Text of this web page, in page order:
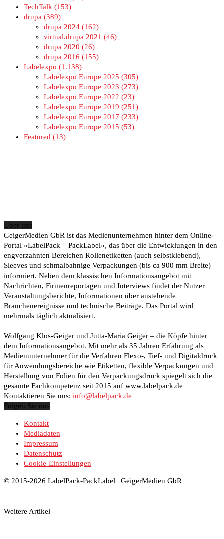
TechTalk
153
drupa
389
drupa 2024
162
virtual.drupa 2021
46
drupa 2020
26
drupa 2016
155
Labelexpo
1.138
Labelexpo Europe 2025
305
Labelexpo Europe 2023
273
Labelexpo Europe 2022
23
Labelexpo Europe 2019
251
Labelexpo Europe 2017
233
Labelexpo Europe 2015
53
Featured
13
Über uns
GeigerMedien GbR ist das Medienunternehmen hinter dem Online-
Portal »LabelPack – PackLabel«, das über die Entwicklungen in den
engverzahnten Bereichen Rollenetiketten (auch selbstklebend),
Sleeves und schmalbahnige Verpackungen (bis ca 900 mm Breite)
informiert. Neben dem klassischen Informationsangebot mit
Nachrichten, Firmenreportagen und Interviews findet der Nutzer
Veranstaltungsberichte, Informationen über anstehende
Branchenereignisse und technische Beiträge. Das Portal wird
mehrmals täglich aktualisiert.
Wolfgang Klos-Geiger und Jutta-Maria Geiger – die Köpfe hinter
dem Informationsangebot. Mit mehr als 35 Jahren Erfahrung als
Medienunternehmer für die Verfahren Flexo-, Tief- und Digitaldruck
für Anwendungsbereiche wie Etiketten, flexible Verpackungen und
Herstellung von Folien für den Verpackungsdruck spiegelt sich die
gesamte Fachkompetenz seit 2015 auf www.labelpack.de
Kontaktieren Sie uns: info@labelpack.de
Folgen Sie uns
Kontakt
Mediadaten
Impressum
Datenschutz
Cookie-Einstellungen
© 2015-2026 LabelPack-PackLabel | GeigerMedien GbR
Weitere Artikel